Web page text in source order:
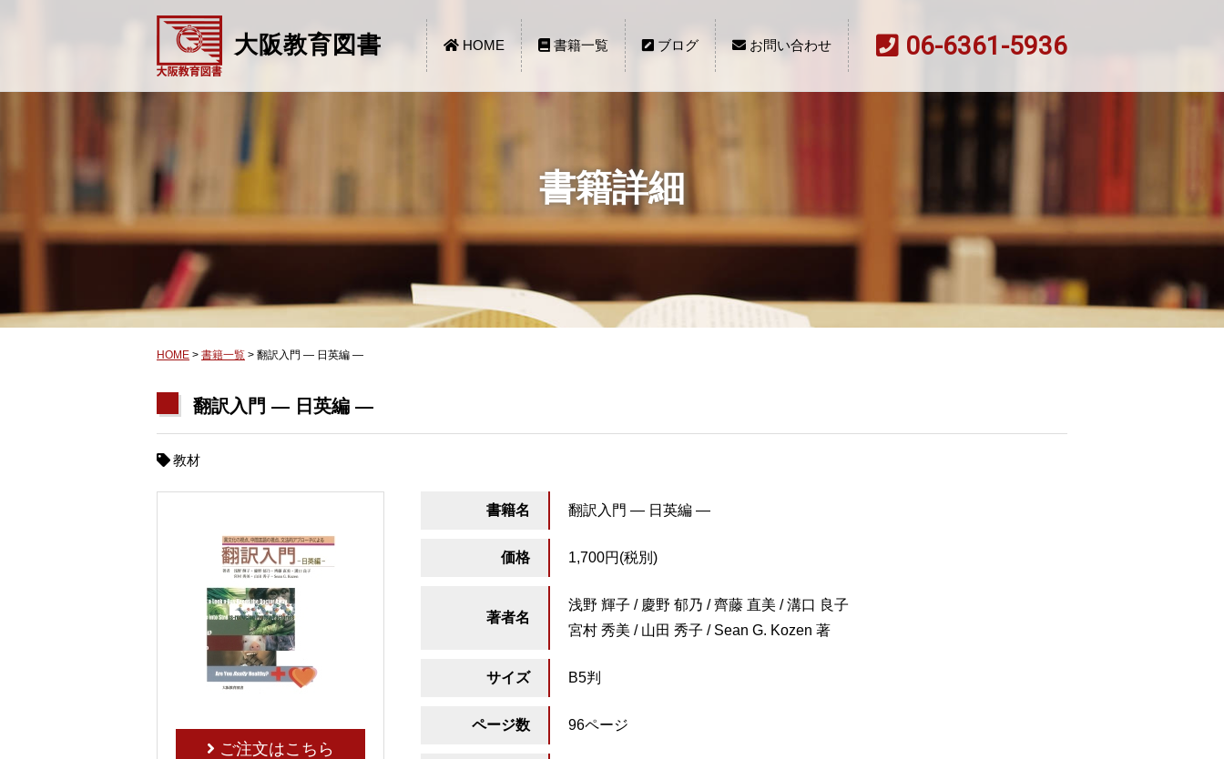
大阪教育図書 HOME 書籍一覧 ブログ お問い合わせ 06-6361-5936
書籍詳細
HOME > 書籍一覧 > 翻訳入門 ― 日英編 ―
翻訳入門 ― 日英編 ―
教材
ご注文はこちら
書籍名 翻訳入門 ― 日英編 ―
価格 1,700円(税別)
著者名
浅野 輝子 / 慶野 郁乃 / 齊藤 直美 / 溝口 良子
宮村 秀美 / 山田 秀子 / Sean G. Kozen 著
サイズ B5判
ページ数 96ページ